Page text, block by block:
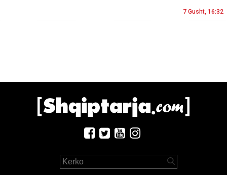
7 Gusht, 16:32